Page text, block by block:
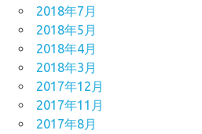
2018年7月
2018年5月
2018年4月
2018年3月
2017年12月
2017年11月
2017年8月